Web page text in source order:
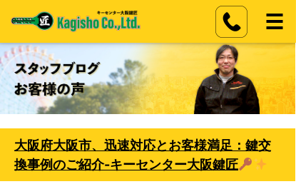
大阪府大阪市、迅速対応とお客様満足：鍵交
換事例のご紹介-キーセンター大阪鍵匠